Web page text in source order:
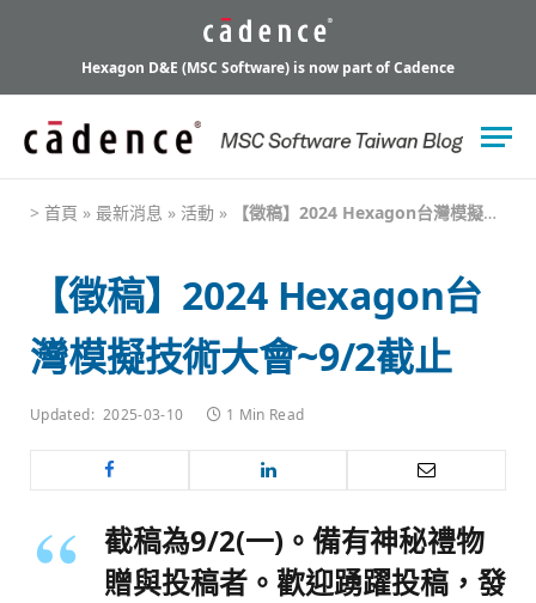
Hexagon D&E (MSC Software) is now part of Cadence
> 首頁 » 最新消息 » 活動 » 【徵稿】2024 Hexagon台灣模擬技術大會~9/2截止
【徵稿】2024 Hexagon台
灣模擬技術大會~9/2截止
Updated: 2025-03-10 1 Min Read
截稿為9/2(一)。備有神秘禮物
贈與投稿者。歡迎踴躍投稿，發